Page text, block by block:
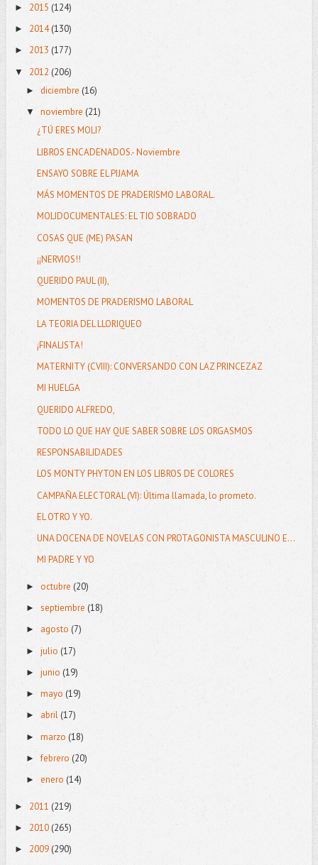
► 2015 (124)
► 2014(130)
► 2013 (177)
▼ 2012 (206)
► diciembre (16)
▼ noviembre (21)
¿TÚ ERES MOLI?
LIBROS ENCADENADOS.- Noviembre
ENSAYO SOBRE EL PIJAMA
MÁS MOMENTOS DE PRADERISMO LABORAL.
MOLIDOCUMENTALES: EL TIO SOBRADO
COSAS QUE (ME) PASAN
¡¡NERVIOS!!
QUERIDO PAUL (II),
MOMENTOS DE PRADERISMO LABORAL
LA TEORIA DEL LLORIQUEO
¡FINALISTA!
MATERNITY (CVIII): CONVERSANDO CON LAZ PRINCEZAZ
MI HUELGA
QUERIDO ALFREDO,
TODO LO QUE HAY QUE SABER SOBRE LOS ORGASMOS
RESPONSABILIDADES
LOS MONTY PHYTON EN LOS LIBROS DE COLORES
CAMPAÑA ELECTORAL (VI): Última llamada, lo prometo.
EL OTRO Y YO.
UNA DOCENA DE NOVELAS CON PROTAGONISTA MASCULINO E...
MI PADRE Y YO
► octubre (20)
► septiembre (18)
► agosto (7)
► julio (17)
► junio (19)
► mayo (19)
► abril(17)
► marzo (18)
►febrero (20)
► enero (14)
► 2011 (219)
► 2010 (265)
► 2009(290)